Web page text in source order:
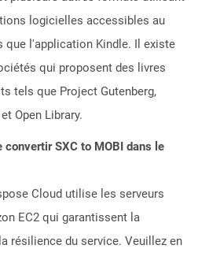
logicielles accessibles au
que l'application Kindle. Il existe
qui proposent des livres
tels que Project Gutenberg,
Open Library.
convertir SXC to MOBI dans le
Cloud utilise les serveurs
EC2 qui garantissent la
résilience du service. Veuillez en